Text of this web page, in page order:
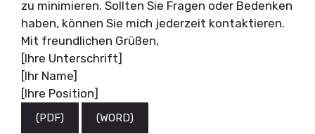
zu minimieren. Sollten Sie Fragen oder Bedenken
haben, können Sie mich jederzeit kontaktieren.
Mit freundlichen Grüßen,
[Ihre Unterschrift]
[Ihr Name]
[Ihre Position]
(PDF) (WORD)